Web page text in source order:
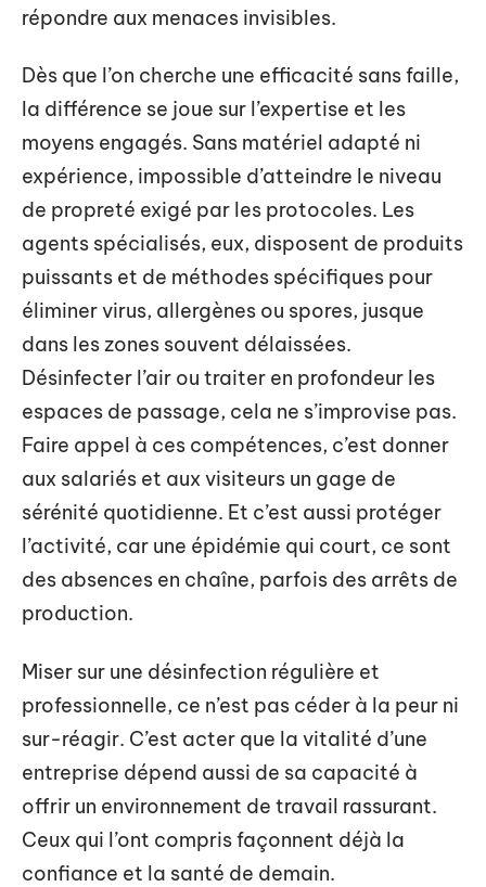
répondre aux menaces invisibles.
Dès que l’on cherche une efficacité sans faille,
la différence se joue sur l’expertise et les
moyens engagés. Sans matériel adapté ni
expérience, impossible d’atteindre le niveau
de propreté exigé par les protocoles. Les
agents spécialisés, eux, disposent de produits
puissants et de méthodes spécifiques pour
éliminer virus, allergènes ou spores, jusque
dans les zones souvent délaissées.
Désinfecter l’air ou traiter en profondeur les
espaces de passage, cela ne s’improvise pas.
Faire appel à ces compétences, c’est donner
aux salariés et aux visiteurs un gage de
sérénité quotidienne. Et c’est aussi protéger
l’activité, car une épidémie qui court, ce sont
des absences en chaîne, parfois des arrêts de
production.
Miser sur une désinfection régulière et
professionnelle, ce n’est pas céder à la peur ni
sur-réagir. C’est acter que la vitalité d’une
entreprise dépend aussi de sa capacité à
offrir un environnement de travail rassurant.
Ceux qui l’ont compris façonnent déjà la
confiance et la santé de demain.